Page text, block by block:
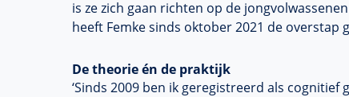
is ze zich gaan richten op de
heeft Femke sinds oktober 2021 de overstap
De theorie én de praktijk
‘Sinds 2009 ben ik geregistreerd als